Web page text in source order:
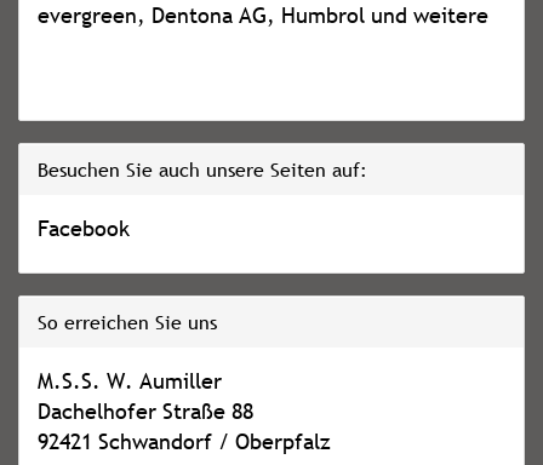
evergreen, Dentona AG, Humbrol und weitere
Besuchen Sie auch unsere Seiten auf:
Facebook
So erreichen Sie uns
M.S.S. W. Aumiller
Dachelhofer Straße 88
92421 Schwandorf / Oberpfalz